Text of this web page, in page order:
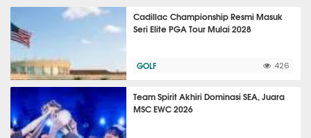
Cadillac Championship Resmi Masuk
Seri Elite PGA Tour Mulai 2028
GOLF 426
Team Spirit Akhiri Dominasi SEA, Juara
MSC EWC 2026